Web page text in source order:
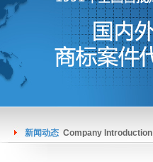
新闻动态 Company Introduction